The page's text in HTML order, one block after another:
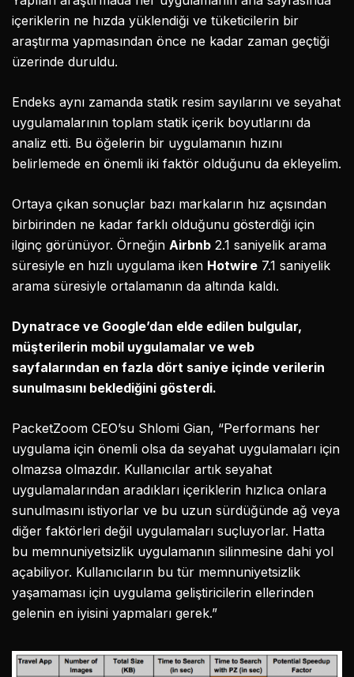
içeriklerin ne hızda yüklendiği ve tüketicilerin bir
araştırma yapmasından önce ne kadar zaman geçtiği
üzerinde duruldu.
Endeks aynı zamanda statik resim sayılarını ve seyahat
uygulamalarının toplam statik içerik boyutlarını da
analiz etti. Bu öğelerin bir uygulamanın hızını
belirlemede en önemli iki faktör olduğunu da ekleyelim.
Ortaya çıkan sonuçlar bazı markaların hız açısından
birbirinden ne kadar farklı olduğunu gösterdiği için
ilginç görünüyor. Örneğin Airbnb 2.1 saniyelik arama
süresiyle en hızlı uygulama iken Hotwire 7.1 saniyelik
arama süresiyle ortalamanın da altında kaldı.
Dynatrace ve Google’dan elde edilen bulgular,
müşterilerin mobil uygulamalar ve web
sayfalarından en fazla dört saniye içinde verilerin
sunulmasını beklediğini gösterdi.
PacketZoom CEO’su Shlomi Gian, “Performans her
uygulama için önemli olsa da seyahat uygulamaları için
olmazsa olmazdır. Kullanıcılar artık seyahat
uygulamalarından aradıkları içeriklerin hızlıca onlara
sunulmasını istiyorlar ve bu uzun sürdüğünde ağ veya
diğer faktörleri değil uygulamaları suçluyorlar. Hatta
bu memnuniyetsizlik uygulamanın silinmesine dahi yol
açabiliyor. Kullanıcıların bu tür memnuniyetsizlik
yaşamaması için uygulama geliştiricilerin ellerinden
gelenin en iyisini yapmaları gerek.”